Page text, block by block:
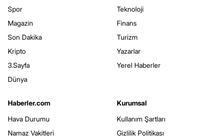
Spor
Magazin
Son Dakika
Kripto
3.Sayfa
Dünya
Teknoloji
Finans
Turizm
Yazarlar
Yerel Haberler
Haberler.com
Hava Durumu
Namaz Vakitleri
Kurumsal
Kullanım Şartları
Gizlilik Politikası